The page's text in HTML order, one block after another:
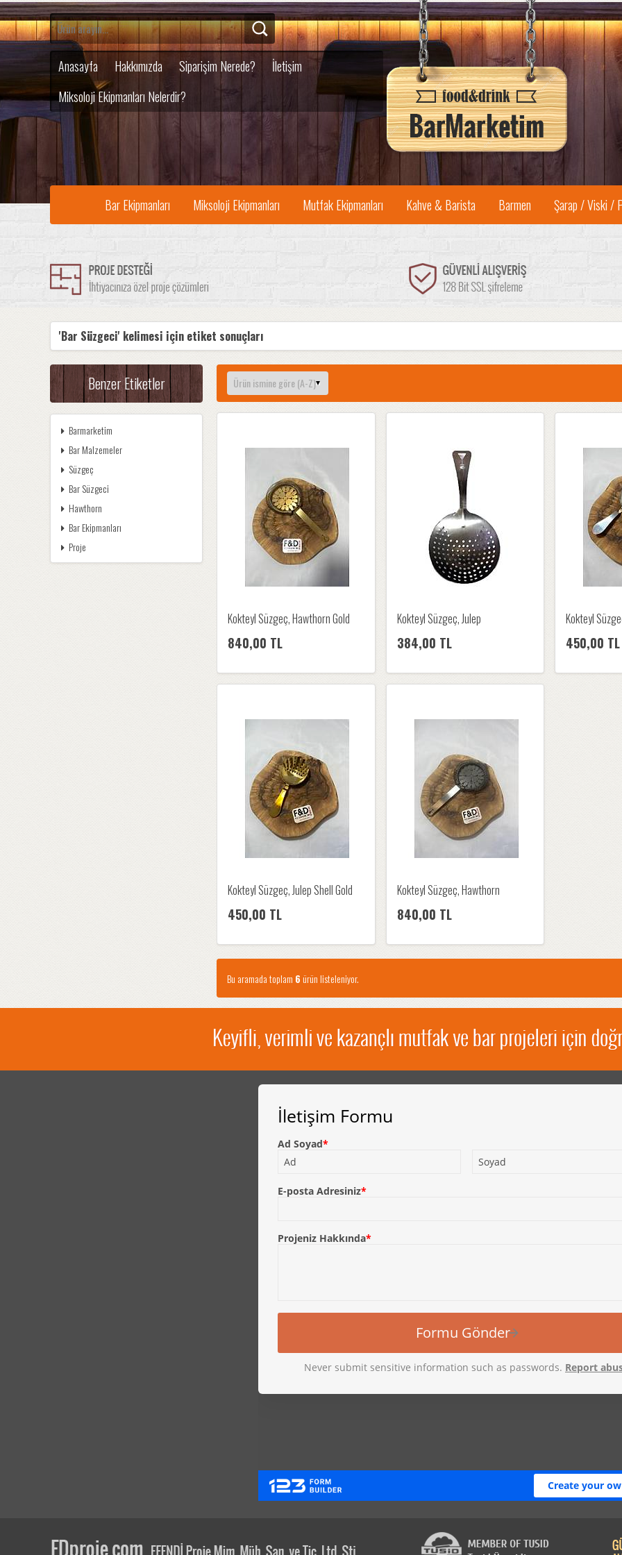
Anasayfa Hakkımızda Siparişim Nerede?
İletişim
Miksoloji Ekipmanları Nelerdir?
Bar Ekipmanları Miksoloji Ekipmanları Mutfak Ekipmanları Kahve & Barista Barmen Şarap / Viski /
'Bar Süzgeci' kelimesi için etiket sonuçları
Benzer Etiketler
Barmarketim
Bar Malzemeler
Süzgeç
Bar Süzgeci
Hawthorn
Bar Ekipmanları
Proje
Kokteyl Süzgeç, Hawthorn Gold
840,00 TL
Kokteyl Süzgeç, Julep
384,00 TL
Kokteyl
450,00 TL
Kokteyl Süzgeç, Julep Shell Gold
450,00 TL
Kokteyl Süzgeç, Hawthorn
840,00 TL
Bu aramada toplam 6ürün listeleniyor.